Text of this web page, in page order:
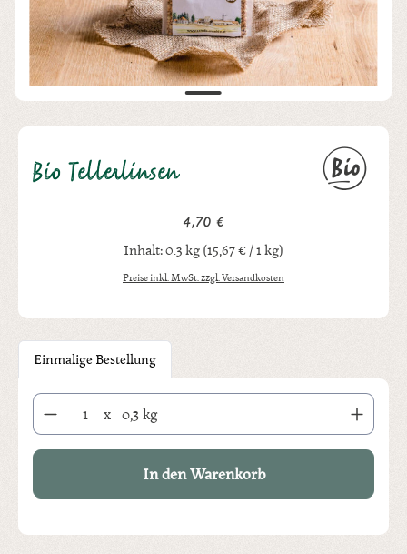
Bio Tellerlinsen
Regulärer Preis:
4,70 €
Inhalt:0.3 kg(15,67 € / 1 kg)
Preise inkl. MwSt. zzgl. Versandkosten
Einmalige Bestellung
Produkt Anzahl: Gib den gewünschten Wert ein oder benutze die
x 0,3 kg
In den Warenkorb